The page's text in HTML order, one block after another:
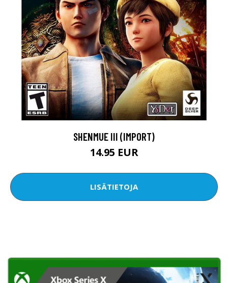
SHENMUE III (IMPORT)
14.95 EUR
LISÄTIETOJA